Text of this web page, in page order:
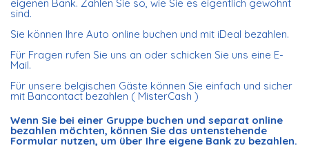
eigenen Bank. Zahlen Sie so, wie Sie es eigentlich gewohnt
sind.
Sie können Ihre Auto online buchen und mit iDeal bezahlen.
Für Fragen rufen Sie uns an oder schicken Sie uns eine E-
Mail.
Für unsere belgischen Gäste können Sie einfach und sicher
mit Bancontact bezahlen ( MisterCash )
Wenn Sie bei einer Gruppe buchen und separat online
bezahlen möchten, können Sie das untenstehende
Formular nutzen, um über Ihre eigene Bank zu bezahlen.